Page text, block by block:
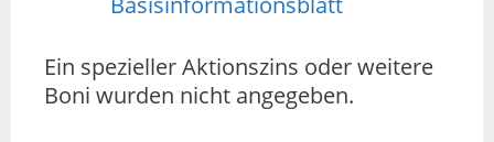
Ein spezieller Aktionszins oder weitere
Boni wurden nicht angegeben.